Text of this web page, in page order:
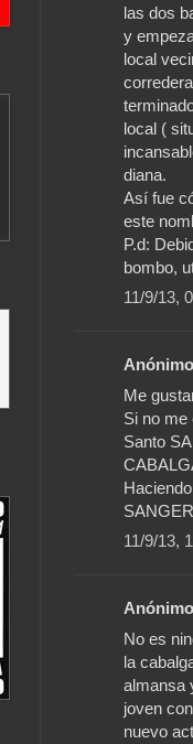
las dos
y
local
local (
diana.
Así fue
este
P.d:
bombo,
11/9/13,
Me
Si no me
Santo
11/9/13,
No es
la
almansa
joven
nuevo